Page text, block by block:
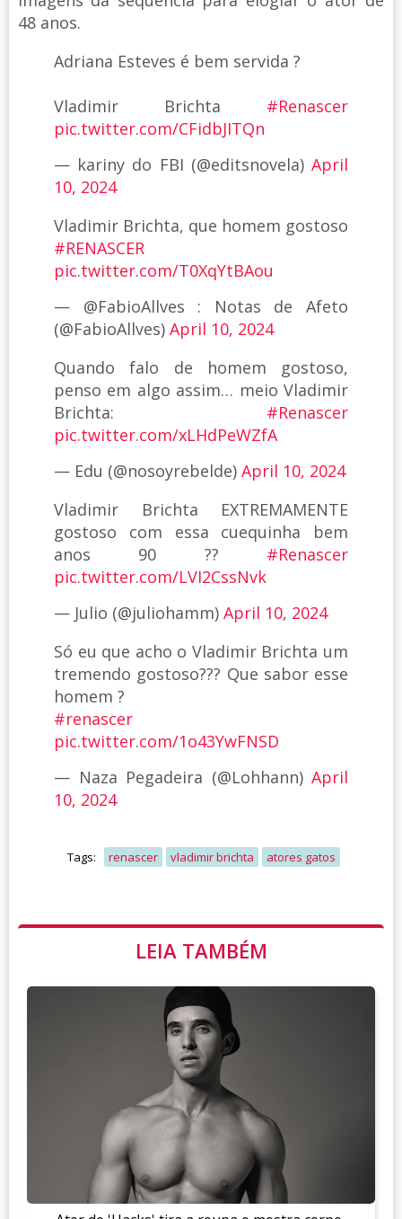
48 anos.
Adriana Esteves é bem servida ?
Vladimir Brichta #Renascer
pic.twitter.com/CFidbJITQn
— kariny do FBI (@editsnovela) April
10, 2024
Vladimir Brichta, que homem gostoso
#RENASCER
pic.twitter.com/T0XqYtBAou
— @FabioAllves : Notas de Afeto
(@FabioAllves) April 10, 2024
Quando falo de homem gostoso,
penso em algo assim… meio Vladimir
Brichta: #Renascer
pic.twitter.com/xLHdPeWZfA
— Edu (@nosoyrebelde) April 10, 2024
Vladimir Brichta EXTREMAMENTE
gostoso com essa cuequinha bem
anos 90 ?? #Renascer
pic.twitter.com/LVI2CssNvk
— Julio (@juliohamm) April 10, 2024
Só eu que acho o Vladimir Brichta um
tremendo gostoso??? Que sabor esse
homem ?
#renascer
pic.twitter.com/1o43YwFNSD
— Naza Pegadeira (@Lohhann) April
10, 2024
Tags: renascer vladimir brichta atores gatos
LEIA TAMBÉM